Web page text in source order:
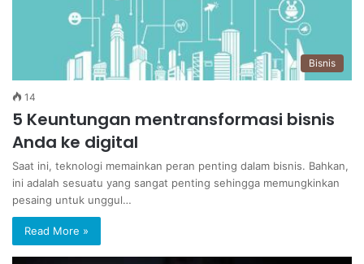
Bisnis
14
5 Keuntungan mentransformasi bisnis
Anda ke digital
Saat ini, teknologi memainkan peran penting dalam bisnis. Bahkan,
ini adalah sesuatu yang sangat penting sehingga memungkinkan
pesaing untuk unggul…
Read More »